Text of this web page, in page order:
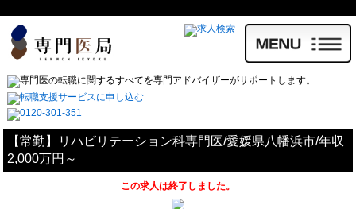
【常勤】リハビリテーション科専門医/愛媛県八幡浜市/年収
2,000万円～
この求人は終了しました。